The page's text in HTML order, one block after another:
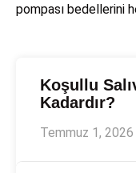
pompası bedellerini
Koşullu
Kadardır?
Temmuz 1, 2026